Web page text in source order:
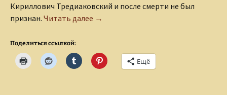
Кириллович Тредиаковский и после смерти не был
признан. Читать далее Василий Тредиаковский. Начало
→
Поделиться ссылкой:
Ещё